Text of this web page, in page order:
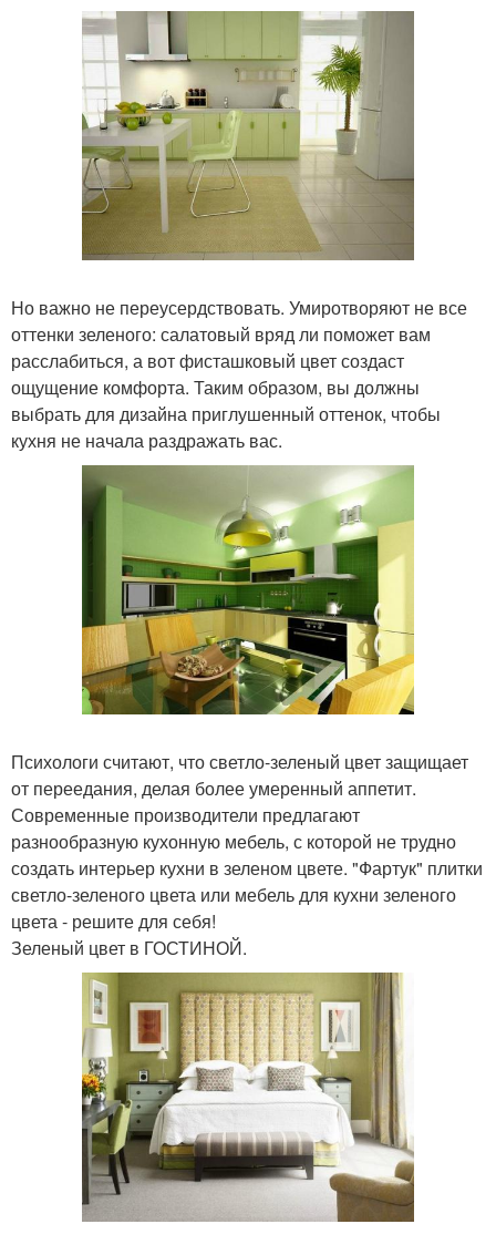
Но важно не переусердствовать. Умиротворяют не все
оттенки зеленого: салатовый вряд ли поможет вам
расслабиться, а вот фисташковый цвет создаст
ощущение комфорта. Таким образом, вы должны
выбрать для дизайна приглушенный оттенок, чтобы
кухня не начала раздражать вас.
Психологи считают, что светло-зеленый цвет защищает
от переедания, делая более умеренный аппетит.
Современные производители предлагают
разнообразную кухонную мебель, с которой не трудно
создать интерьер кухни в зеленом цвете. "Фартук" плитки
светло-зеленого цвета или мебель для кухни зеленого
цвета - решите для себя!
Зеленый цвет в ГОСТИНОЙ.